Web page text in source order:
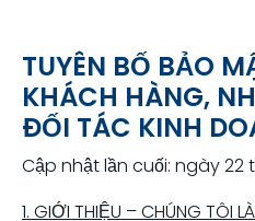
TUYÊN BỐ BẢO
KHÁCH HÀNG,
ĐỐI TÁC KINH
Cập nhật lần cuối: ngày 22
1. GIỚI THIỆU – CHÚNG TÔI